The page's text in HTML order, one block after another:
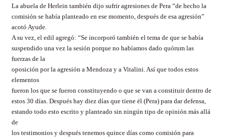
La abuela de Herlein también dijo sufrir agresiones de Pera “de hecho la
comisión se había planteado en ese momento, después de esa agresión”
acotó Ayude.
A su vez, el edil agregó: “Se incorporó también el tema de que se había
suspendido una vez la sesión porque no habíamos dado quórum las
fuerzas de la
oposición por la agresión a Mendoza y a Vitalini. Así que todos estos
elementos
fueron los que se fueron constituyendo o que se van a constituir dentro de
estos 30 días. Después hay diez días que tiene él (Pera) para dar defensa,
estando todo esto escrito y planteado sin ningún tipo de opinión más allá
de
los testimonios y después tenemos quince días como comisión para